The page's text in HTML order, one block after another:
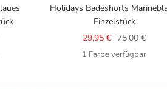
Holidays Badeshorts
Einzelstück
Angebotspreis
29,95 € Regulärer
Preis
75,00 €
1 Farbe verfügbar